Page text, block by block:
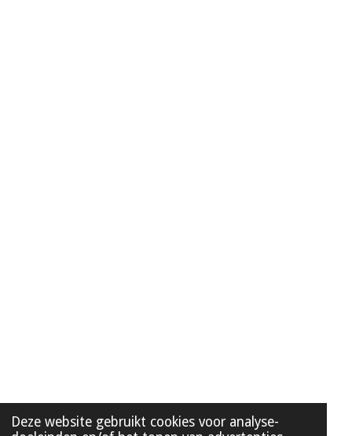
Deze website gebruikt cookies voor analyse-